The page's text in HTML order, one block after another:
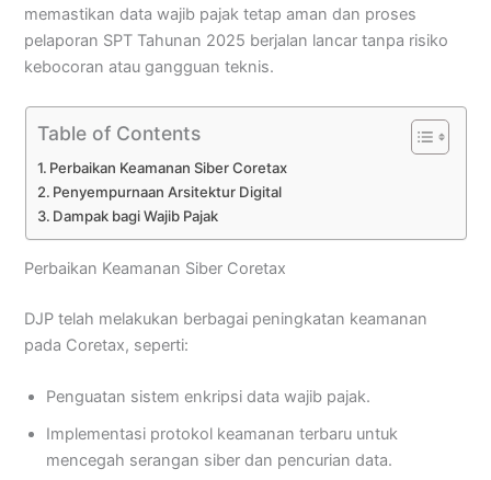
memastikan data wajib pajak tetap aman dan proses
pelaporan SPT Tahunan 2025 berjalan lancar tanpa risiko
kebocoran atau gangguan teknis.
Table of Contents
Perbaikan Keamanan Siber Coretax
Penyempurnaan Arsitektur Digital
Dampak bagi Wajib Pajak
Perbaikan Keamanan Siber Coretax
DJP telah melakukan berbagai peningkatan keamanan
pada Coretax, seperti:
Penguatan sistem enkripsi data wajib pajak.
Implementasi protokol keamanan terbaru untuk
mencegah serangan siber dan pencurian data.